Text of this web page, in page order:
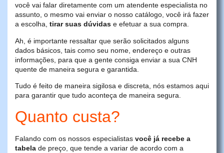
você vai falar diretamente com um atendente especialista no
assunto, o mesmo vai enviar o nosso catálogo, você irá fazer
a escolha, tirar suas dúvidas e efetuar a sua compra.
Ah, é importante ressaltar que serão solicitados alguns
dados básicos, tais como seu nome, endereço e outras
informações, para que a gente consiga enviar a sua CNH
quente de maneira segura e garantida.
Tudo é feito de maneira sigilosa e discreta, nós estamos aqui
para garantir que tudo aconteça de maneira segura.
Quanto custa?
Falando com os nossos especialistas você já recebe a
tabela de preço, que tende a variar de acordo com a